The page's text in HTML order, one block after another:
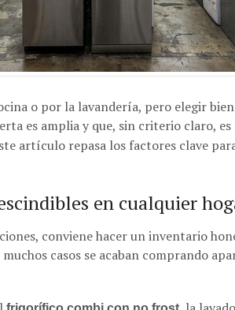
o por la lavandería, pero elegir
es amplia y que, sin criterio claro,
artículo repasa los factores clave
en cualquier
conviene hacer un inventario
casos se acaban comprando